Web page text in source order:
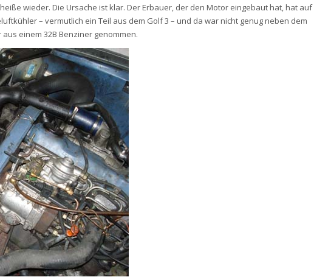
wieder. Die Ursache ist klar. Der Erbauer, der den Motor eingebaut hat, hat
– vermutlich ein Teil aus dem Golf 3 – und da war nicht genug neben dem
einem 32B Benziner genommen.